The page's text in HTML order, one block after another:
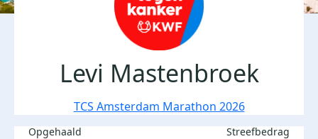
Levi Mastenbroek
TCS Amsterdam Marathon 2026
Opgehaald Streefbedrag